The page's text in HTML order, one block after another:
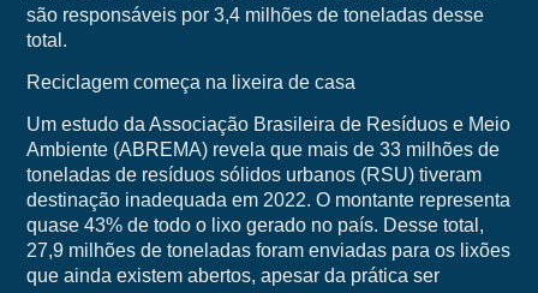
são responsáveis por 3,4 milhões de toneladas desse
total.
Reciclagem começa na lixeira de casa
Um estudo da Associação Brasileira de Resíduos e Meio
Ambiente (ABREMA) revela que mais de 33 milhões de
toneladas de resíduos sólidos urbanos (RSU) tiveram
destinação inadequada em 2022. O montante representa
quase 43% de todo o lixo gerado no país. Desse total,
27,9 milhões de toneladas foram enviadas para os lixões
que ainda existem abertos, apesar da prática ser